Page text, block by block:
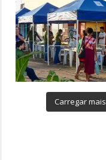
Carregar mais